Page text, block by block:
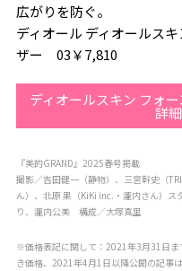
広がりを防ぐ。
ディオール ディオールス
ザー 03￥7,810
ディオールスキン フォ
詳
『美的GRAND』2025春号掲載
撮影／吉田健一（静物）、三宮幹史（
ん）、北原 果（KiKi inc.・瀧内さん）
り、瀧内公美 構成／大塚真里
※価格表記に関して：2021年3月31日ま
き価格、2021年4月1日以降公開の記事は